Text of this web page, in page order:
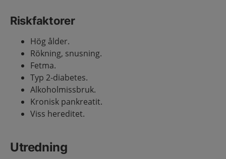
Riskfaktorer
Hög ålder.
Rökning, snusning.
Fetma.
Typ 2-diabetes.
Alkoholmissbruk.
Kronisk pankreatit.
Viss hereditet.
Utredning